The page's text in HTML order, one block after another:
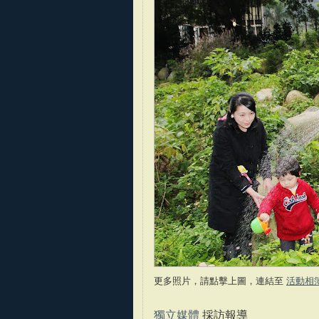
更多照片，請點擊上圖，連結至 活動相
獨立媒體 採訪報導